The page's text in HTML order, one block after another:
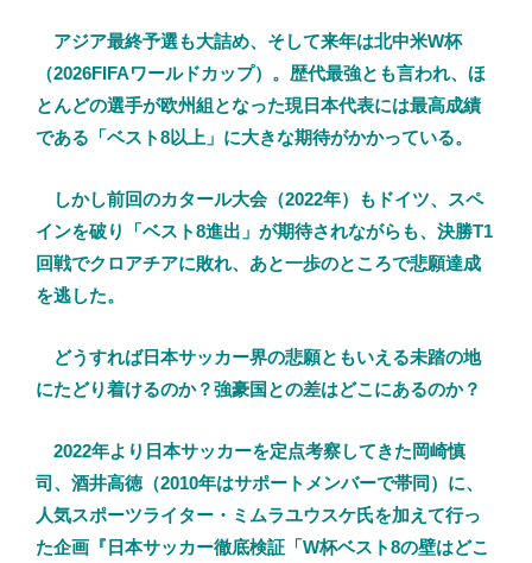
アジア最終予選も大詰め、そして来年は北中米W杯
（2026FIFAワールドカップ）。歴代最強とも言われ、ほ
とんどの選手が欧州組となった現日本代表には最高成績
である「ベスト8以上」に大きな期待がかかっている。
しかし前回のカタール大会（2022年）もドイツ、スペ
インを破り「ベスト8進出」が期待されながらも、決勝T1
回戦でクロアチアに敗れ、あと一歩のところで悲願達成
を逃した。
どうすれば日本サッカー界の悲願ともいえる未踏の地
にたどり着けるのか？強豪国との差はどこにあるのか？
2022年より日本サッカーを定点考察してきた岡崎慎
司、酒井高徳（2010年はサポートメンバーで帯同）に、
人気スポーツライター・ミムラユウスケ氏を加えて行っ
た企画『日本サッカー徹底検証「W杯ベスト8の壁はどこ